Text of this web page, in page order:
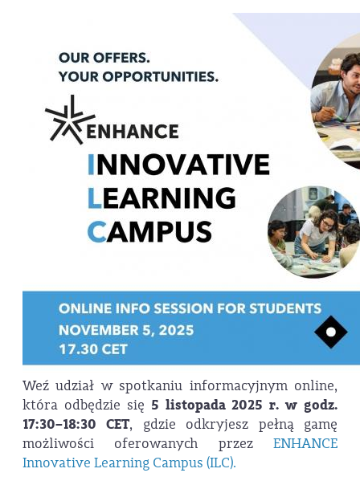
Weź udział w spotkaniu informacyjnym online,
która odbędzie się 5 listopada 2025 r. w godz.
17:30–18:30 CET, gdzie odkryjesz pełną gamę
możliwości oferowanych przez ENHANCE
Innovative Learning Campus (ILC).